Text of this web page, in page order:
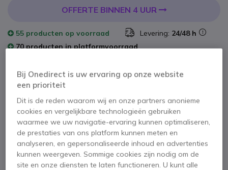
OFFERTE BINNEN 4 UUR
55 producten op voorraad Levering: 24/48 h
70 producten in platformvoorraad
2 jaarFabrieksgarantie
Belangrijkste kenmerken
UC draadloze headset voor pc en smartphone
Bij Onedirect is uw ervaring op onze website
een prioriteit
Dit is de reden waarom wij en onze partners anonieme
cookies en vergelijkbare technologieën gebruiken
waarmee we uw navigatie-ervaring kunnen optimaliseren,
de prestaties van ons platform kunnen meten en
analyseren, en gepersonaliseerde inhoud en advertenties
kunnen weergeven. Sommige cookies zijn nodig om de
site en onze diensten te laten functioneren. U kunt alle